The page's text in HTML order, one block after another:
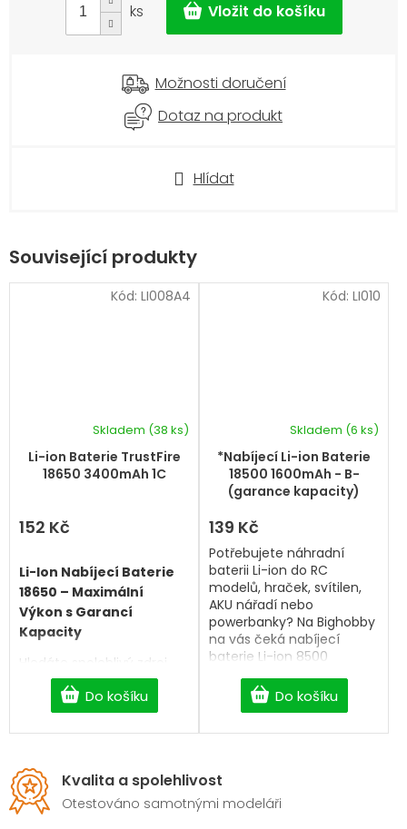
Hlídat
ks
Možnosti doručení
Dotaz na produkt
Související produkty
Li-ion Baterie TrustFire
18650 3400mAh 1C
Skladem (38 ks)
152 Kč
Do košíku
Li-Ion Nabíjecí Baterie
18650 – Maximální
Výkon s Garancí
Kapacity
Hledáte spolehlivý zdroj
energie pro svou čelovku,
e-cigaretu, powerbanku
nebo aku nářadí? Naše
nabíjecí baterie typu Li-
stabilní výkon, dlouhou
životnost a maximální
bezpečnost pro všechna
vaše zařízení.
Kód: LI008A4
*Nabíjecí Li-ion Baterie
18500 1600mAh - B-
(garance kapacity)
Skladem (6 ks)
139 Kč
Do košíku
Potřebujete náhradní
baterii Li-ion do RC
modelů, hraček, svítilen,
AKU nářadí nebo
powerbanky? Na Bighobby
na vás čeká nabíjecí
baterie Li-ion 8500
1600mAh s dopravou
zdarma od 2 500 Kč. Bez
PCB ochrany.
Kód: LI010
Kvalita a spolehlivost
Otestováno samotnými modeláři